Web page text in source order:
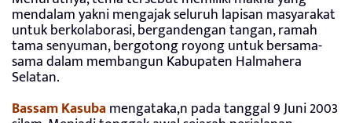
mendalam yakni mengajak seluruh lapisan masyarakat
untuk berkolaborasi, bergandengan tangan, ramah
tama senyuman, bergotong royong untuk bersama-
sama dalam membangun Kabupaten Halmahera
Selatan.
Bassam Kasubamengataka,n pada tanggal 9 Juni 2003